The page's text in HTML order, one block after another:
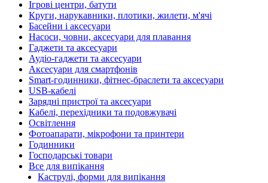
Ігрові центри, батути
Круги, нарукавники, плотики, жилети, м'ячі
Басейни і аксесуари
Насоси, човни, аксесуари для плавання
Гаджети та аксесуари
Аудіо-гаджети та аксесуари
Аксесуари для смартфонів
Smart-годинники, фітнес-браслети та аксесуари
USB-кабелі
Зарядні пристрої та аксесуари
Кабелі, перехідники та подовжувачі
Освітлення
Фотоапарати, мікрофони та принтери
Годинники
Господарські товари
Все для випікання
Каструлі, форми для випікання